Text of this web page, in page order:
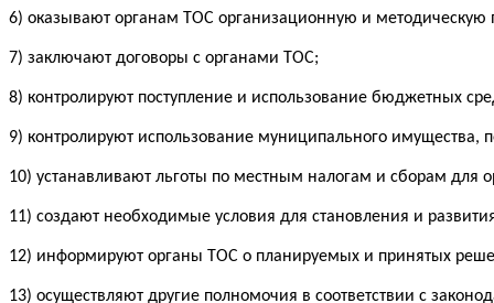
6) оказывают органам ТОС организационную и
7) заключают договоры с органами ТОС;
8) контролируют поступление и использование бюджетных
9) контролируют использование муниципального имущества,
10) устанавливают льготы по местным налогам и сборам для
11) создают необходимые условия для становления и
12) информируют органы ТОС о планируемых и принятых
13) осуществляют другие полномочия в соответствии с